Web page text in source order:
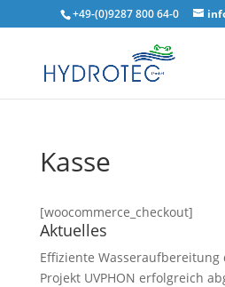
+49-(0)9287 800 64-0
Kasse
[woocommerce_checkout]
Aktuelles
Effiziente Wasseraufbereitung
Projekt UVPHON erfolgreich